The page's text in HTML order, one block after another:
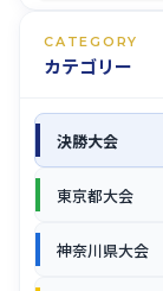
CATEGORY
カテゴリー
決勝大会
東京都大会
神奈川県大会